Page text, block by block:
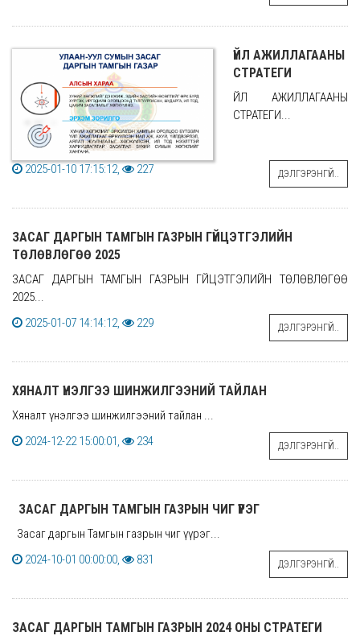
ҮЙЛ АЖИЛЛАГААНЫ
СТРАТЕГИ
ҮЙЛ АЖИЛЛАГААНЫ
СТРАТЕГИ...
2025-01-10 17:15:12, 227 ДЭЛГЭРЭНГҮЙ..
ЗАСАГ ДАРГЫН ТАМГЫН ГАЗРЫН ГҮЙЦЭТГЭЛИЙН
ТӨЛӨВЛӨГӨӨ 2025
ЗАСАГ ДАРГЫН ТАМГЫН ГАЗРЫН ГҮЙЦЭТГЭЛИЙН ТӨЛӨВЛӨГӨӨ
2025...
2025-01-07 14:14:12,
229 ДЭЛГЭРЭНГҮЙ..
ХЯНАЛТ ҮНЭЛГЭЭ ШИНЖИЛГЭЭНИЙ ТАЙЛАН
Хяналт үнэлгээ шинжилгээний тайлан ...
2024-12-22 15:00:01,
234 ДЭЛГЭРЭНГҮЙ..
ЗАСАГ ДАРГЫН ТАМГЫН ГАЗРЫН ЧИГ ҮҮРЭГ
Засаг даргын Тамгын газрын чиг үүрэг...
2024-10-01 00:00:00,
831 ДЭЛГЭРЭНГҮЙ..
ЗАСАГ ДАРГЫН ТАМГЫН ГАЗРЫН 2024 ОНЫ СТРАТЕГИ